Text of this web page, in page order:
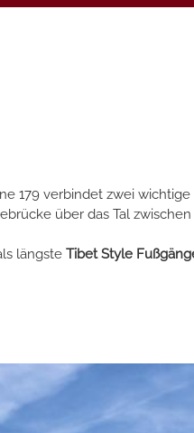
179 verbindet zwei
über das Tal
längste Tibet Style